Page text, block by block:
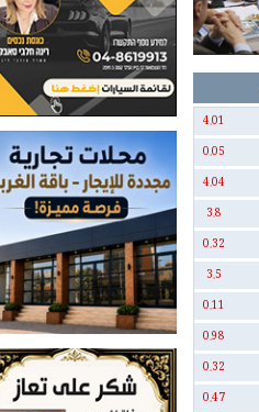
4.01
0.05
4.04
3.8
0.32
3.5
0.11
0.98
0.32
0.47